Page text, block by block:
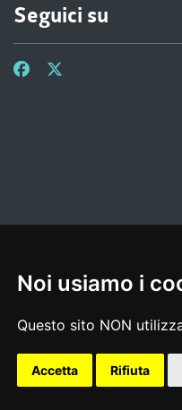
Noi usiamo i
Questo sito NON
Accetta Rifiuta
Seguici su
privacy |social media policy